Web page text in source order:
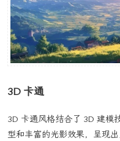
3D 卡通风格结合了 3D 建模